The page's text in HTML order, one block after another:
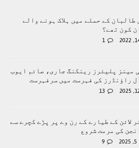
طالبان کے حملے میں ہلاک ہونے والے
کون تھے؟
1
مینز پلیئرز رینکنگ جاری، صائم ایوب
راؤنڈرز کی فہرست میں سرفہرست
13
لائن کے طیارے کے رن وے پر پڑے کچرے سے
کی مرمت شروع
9